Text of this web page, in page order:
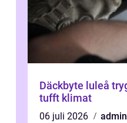
Däckbyte luleå trygg bilkörning i ett
tufft klimat
06 juli 2026
admin